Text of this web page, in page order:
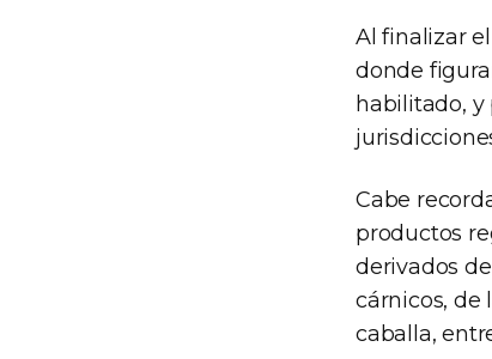
Al finalizar
donde
habilitado,
Cabe
productos
derivados
cárnicos, de
caballa,